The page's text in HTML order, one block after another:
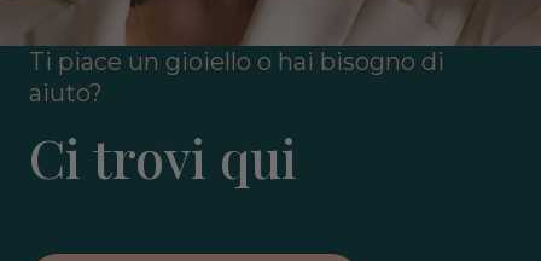
Ti piace un gioiello o hai bisogno di
aiuto?
Ci trovi qui